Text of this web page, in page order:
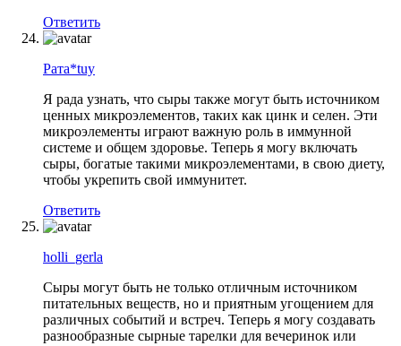
Ответить
Рата*tuy
Я рада узнать, что сыры также могут быть источником
ценных микроэлементов, таких как цинк и селен. Эти
микроэлементы играют важную роль в иммунной
системе и общем здоровье. Теперь я могу включать
сыры, богатые такими микроэлементами, в свою диету,
чтобы укрепить свой иммунитет.
Ответить
holli_gerla
Сыры могут быть не только отличным источником
питательных веществ, но и приятным угощением для
различных событий и встреч. Теперь я могу создавать
разнообразные сырные тарелки для вечеринок или